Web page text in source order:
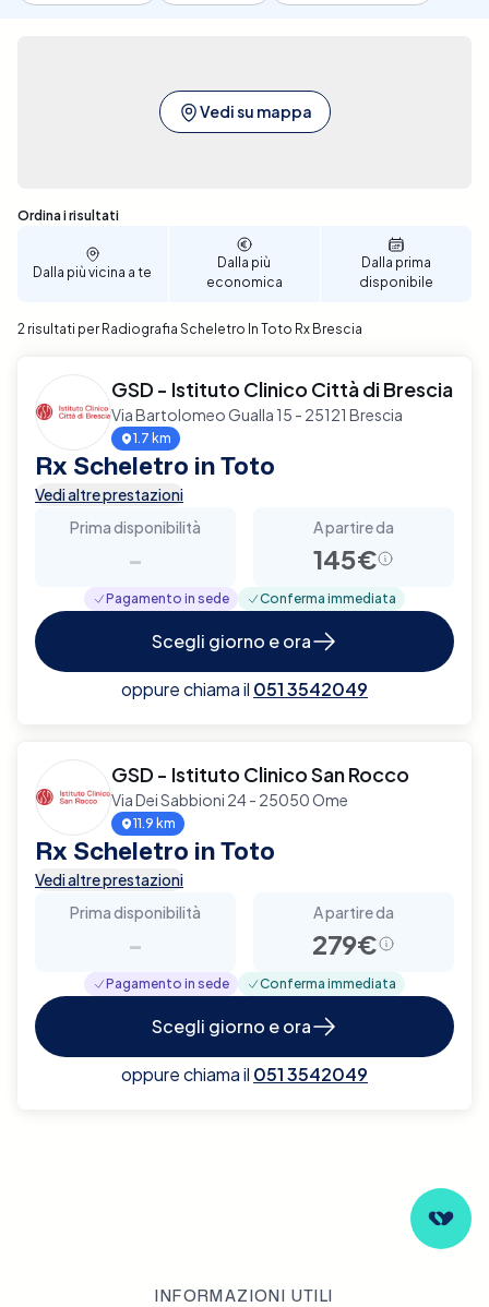
Vedi su mappa
Sono stati trovati 2 risultati
Ordina i risultati
Dalla più vicina a te
Dalla più
economica
Dalla prima
disponibile
2 risultati per Radiografia Scheletro In Toto Rx Brescia
GSD - Istituto Clinico Città di Brescia
Via Bartolomeo Gualla 15 - 25121 Brescia
1.7 km
Rx Scheletro in Toto
Vedi altre prestazioni
Prima disponibilità
-
A partire da
145€
Pagamento in sede Conferma immediata
Scegli giorno e ora
oppure chiama il 051 3542049
GSD - Istituto Clinico San Rocco
Via Dei Sabbioni 24 - 25050 Ome
11.9 km
Rx Scheletro in Toto
Vedi altre prestazioni
Prima disponibilità
-
A partire da
279€
Pagamento in sede Conferma immediata
Scegli giorno e ora
oppure chiama il 051 3542049
INFORMAZIONI UTILI